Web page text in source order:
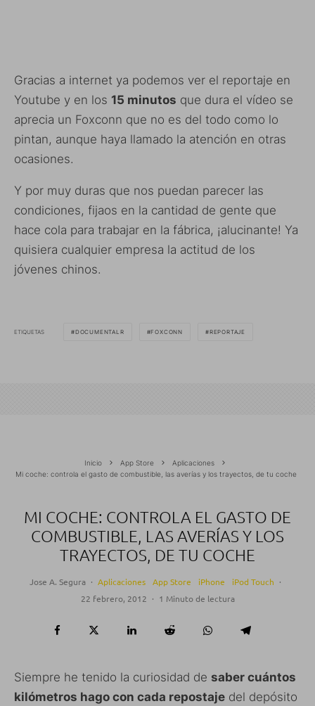
Gracias a internet ya podemos ver el reportaje en
Youtube y en los 15 minutos que dura el vídeo se
aprecia un Foxconn que no es del todo como lo
pintan, aunque haya llamado la atención en otras
ocasiones.
Y por muy duras que nos puedan parecer las
condiciones, fijaos en la cantidad de gente que
hace cola para trabajar en la fábrica, ¡alucinante! Ya
quisiera cualquier empresa la actitud de los
jóvenes chinos.
ETIQUETAS DOCUMENTALR FOXCONN REPORTAJE
Inicio App Store
Aplicaciones
Mi coche: controla el gasto de combustible, las averías y los trayectos, de tu coche
MI COCHE: CONTROLA EL GASTO DE
COMBUSTIBLE, LAS AVERÍAS Y LOS
TRAYECTOS, DE TU COCHE
Jose A. Segura · Aplicaciones App Store iPhone iPod Touch ·
22 febrero, 2012 · 1 Minuto de lectura
Siempre he tenido la curiosidad de saber cuántos
kilómetros hago con cada repostaje del depósito